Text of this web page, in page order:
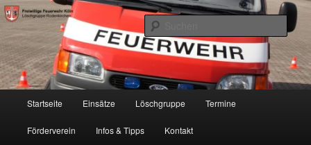
Zum
primären
Inhalt
springenFF Köln, LG RD
Freiwillige Feuerwehr Köln, Löschgruppe Rodenkirchen
Startseite Einsätze Löschgruppe Termine
Förderverein Infos & Tipps Kontakt